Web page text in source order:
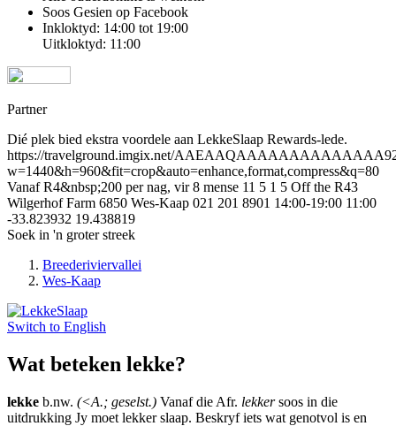
Soos Gesien op Facebook
Inkloktyd: 14:00 tot 19:00
Uitkloktyd: 11:00
Partner
Dié plek bied ekstra voordele aan LekkeSlaap Rewards-lede.
https://travelground.imgix.net/
w=1440&h=960&fit=crop&auto=enhance,format,compress&q=80
Vanaf R4&nbsp;200 per nag, vir 8 mense 11 5 1 5 Off the R43
Wilgerhof Farm 6850 Wes-Kaap 021 201 8901 14:00-19:00 11:00
-33.823932 19.438819
Soek in 'n groter streek
Breederiviervallei
Wes-Kaap
Switch to English
Wat beteken lekke?
lekke b.nw. (<A.; geselst.) Vanaf die Afr. lekkersoos in die
uitdrukking Jy moet lekker slaap. Beskryf iets wat genotvol is en